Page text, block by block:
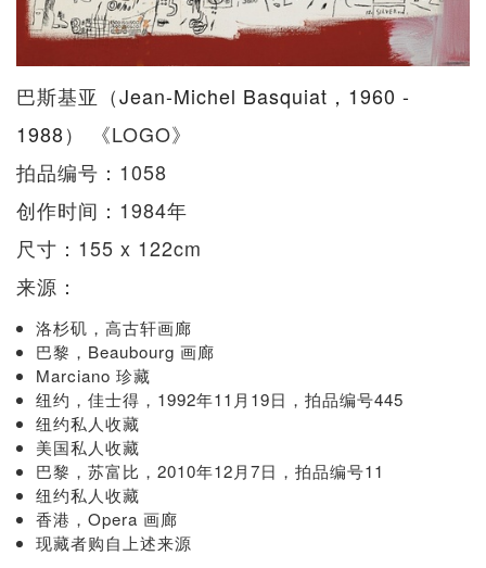
巴斯基亚（Jean-Michel Basquiat ， 1960 -
1988） 《LOGO》
拍品编号：1058
创作时间：1984年
尺寸：155 x 122cm
来源：
洛杉矶，高古轩画廊
巴黎，Beaubourg 画廊
Marciano 珍藏
纽约，佳士得，1992年11月19日，拍品编号445
纽约私人收藏
美国私人收藏
巴黎，苏富比，2010年12月7日，拍品编号11
纽约私人收藏
香港，Opera 画廊
现藏者购自上述来源